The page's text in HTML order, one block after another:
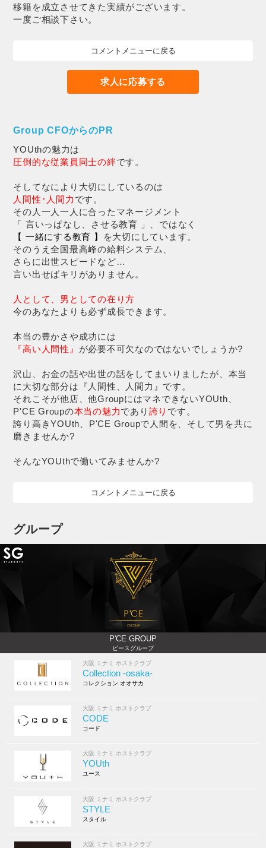
移籍を成立させてきた実績がございます。
一度ご相談下さい。
コメントメニューに戻る
求人に応募する
Group CFOからのPR
YOUthの魅力は
圧倒的な従業員同士の絆です。
そしてなにより大切にしているのは
人間性･人間力 です。
その人一人一人に合ったマネージメント
「 言いっぱなし、させる教育 」、ではなく
【 一緒にする教育 】
を大切にしています。
そのうえ全国最高峰の給料システム、
さらに出世スピードなど…
言い出せばキリがありません。
人として、男としての在り方
今のあなたよりも必ず成長できます。
本当の豊かさや成功には
『高い人間性』 が必要不可欠なのではないでしょうか?
沢山、お金の話や出世の話をしてまいりましたが、本当
に大切な部分は『人間性、人間力』です。
それこそが他店、他GroupにはマネできないYOUth、
P'CE Groupの本当の魅力であり 誇り です。
誇り高きYOUth、P'CE Groupで人間を、そして男を共に
磨きませんか?
そんなYOUthで働いてみませんか?
コメントメニューに戻る
グループ
P'CE GROUP
ピースグループ
大阪 ミナミ ホストクラブ
Collection -osaka-
コレクション オオサカ
大阪 ミナミ ホストクラブ
CODE
コード
大阪 ミナミ ホストクラブ
YOUth
ユース
大阪 ミナミ ホストクラブ
STYLE
スタイル
大阪 ミナミ ホストクラブ